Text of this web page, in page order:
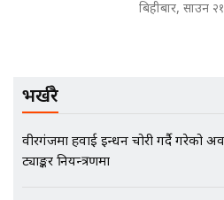
बिहीबार, साउन
भर्खरै
वीरगंजमा हवाई इन्धन चोरी गर्दै गरेको
ट्याङ्कर नियन्त्रणमा